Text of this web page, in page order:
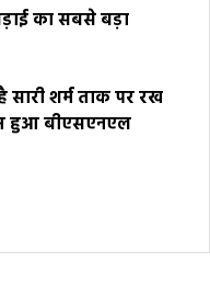
का सबसे बड़ा
सारी शर्म ताक पर रख
हुआ बीएसएनएल